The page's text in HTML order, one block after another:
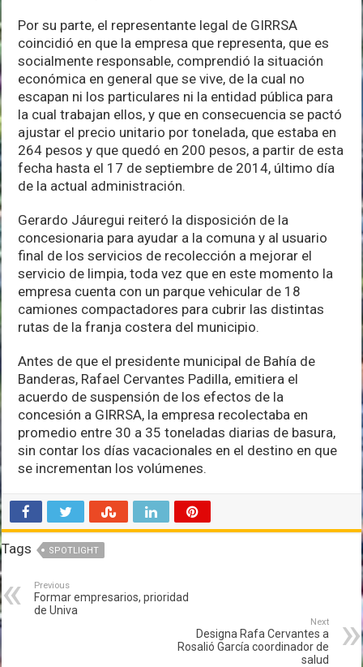
Por su parte, el representante legal de GIRRSA
coincidió en que la empresa que representa, que es
socialmente responsable, comprendió la situación
económica en general que se vive, de la cual no
escapan ni los particulares ni la entidad pública para
la cual trabajan ellos, y que en consecuencia se pactó
ajustar el precio unitario por tonelada, que estaba en
264 pesos y que quedó en 200 pesos, a partir de esta
fecha hasta el 17 de septiembre de 2014, último día
de la actual administración.
Gerardo Jáuregui reiteró la disposición de la
concesionaria para ayudar a la comuna y al usuario
final de los servicios de recolección a mejorar el
servicio de limpia, toda vez que en este momento la
empresa cuenta con un parque vehicular de 18
camiones compactadores para cubrir las distintas
rutas de la franja costera del municipio.
Antes de que el presidente municipal de Bahía de
Banderas, Rafael Cervantes Padilla, emitiera el
acuerdo de suspensión de los efectos de la
concesión a GIRRSA, la empresa recolectaba en
promedio entre 30 a 35 toneladas diarias de basura,
sin contar los días vacacionales en el destino en que
se incrementan los volúmenes.
Tags SPOTLIGHT
Previous
Formar empresarios, prioridad
de Univa
Next
Designa Rafa Cervantes a
Rosalió García coordinador de
salud